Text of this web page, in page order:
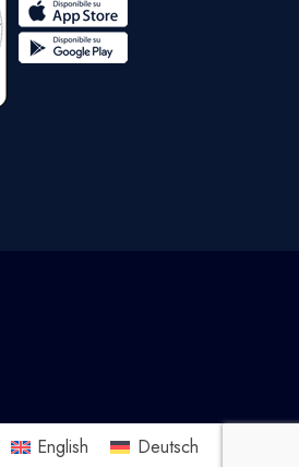
English Deutsch